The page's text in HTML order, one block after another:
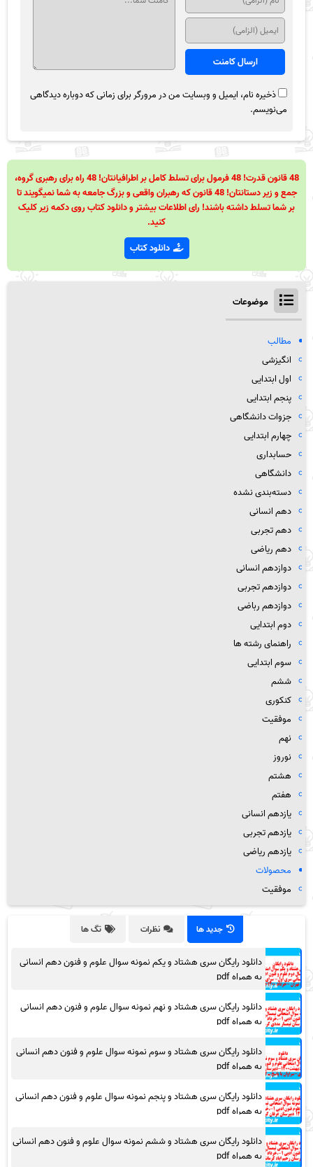
ذخیره نام، ایمیل و وبسایت من در مرورگر برای زمانی که دوباره دیدگاهی
می‌نویسم.
48 قانون قدرت! 48 فرمول برای تسلط کامل بر اطرافیانتان! 48 راه برای رهبری گروه،
جمع و زیر دستانتان! 48 قانون که رهبران واقعی و بزرگ جامعه به شما نمیگویند تا
بر شما تسلط داشته باشند! رای اطلاعات بیشتر و دانلود کتاب روی دکمه زیر کلیک
کنید.
دانلود کتاب
موضوعات
مطالب
انگیزشی
اول ابتدایی
پنجم ابتدایی
جزوات دانشگاهی
چهارم ابتدایی
حسابداری
دانشگاهی
دسته‌بندی نشده
دهم انسانی
دهم تجربی
دهم ریاضی
دوازدهم انسانی
دوازدهم تجربی
دوازدهم رباضی
دوم ابتدایی
راهنمای رشته ها
سوم ابتدایی
ششم
کنکوری
موفقیت
نهم
نوروز
هشتم
هفتم
یازدهم انسانی
یازدهم تجربی
یازدهم ریاضی
محصولات
موفقیت
جدید ها نظرات تگ ها
دانلود رایگان سری هشتاد و یکم نمونه سوال علوم و فنون دهم انسانی
به همراه pdf
دانلود رایگان سری هشتاد و نهم نمونه سوال علوم و فنون دهم انسانی
به همراه pdf
دانلود رایگان سری هشتاد و سوم نمونه سوال علوم و فنون دهم انسانی
به همراه pdf
دانلود رایگان سری هشتاد و پنجم نمونه سوال علوم و فنون دهم انسانی
به همراه pdf
دانلود رایگان سری هشتاد و ششم نمونه سوال علوم و فنون دهم انسانی
به همراه pdf